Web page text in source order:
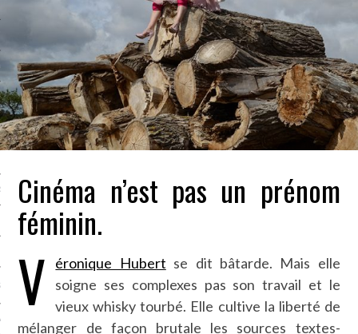
GUERRE
Cinéma n’est pas un prénom
féminin.
V éronique Hubert se dit bâtarde. Mais elle
soigne ses complexes pas son travail et le
vieux whisky tourbé. Elle cultive la liberté de
mélanger de façon brutale les sources textes-